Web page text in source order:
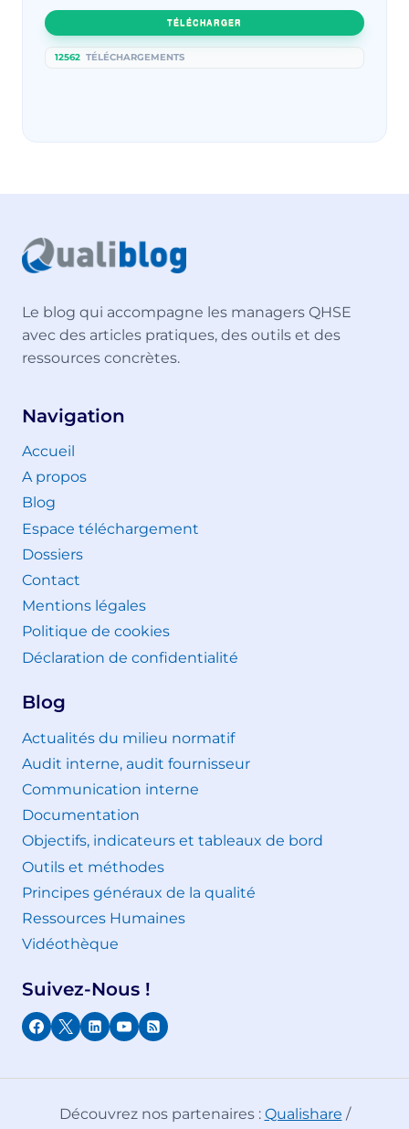
TÉLÉCHARGER
12562 TÉLÉCHARGEMENTS
Le blog qui accompagne les managers QHSE
avec des articles pratiques, des outils et des
ressources concrètes.
Navigation
Accueil
A propos
Blog
Espace téléchargement
Dossiers
Contact
Mentions légales
Politique de cookies
Déclaration de confidentialité
Blog
Actualités du milieu normatif
Audit interne, audit fournisseur
Communication interne
Documentation
Objectifs, indicateurs et tableaux de bord
Outils et méthodes
Principes généraux de la qualité
Ressources Humaines
Vidéothèque
Suivez-Nous !
Découvrez nos partenaires : Qualishare /